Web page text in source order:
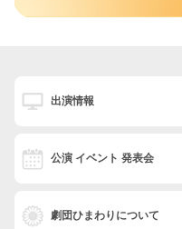
出演情報
公演 イベント 発表会
劇団ひまわりについて